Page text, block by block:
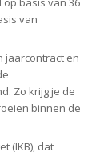
van
jaarcontract en
Zo krijg je de
binnen de
(IKB), dat